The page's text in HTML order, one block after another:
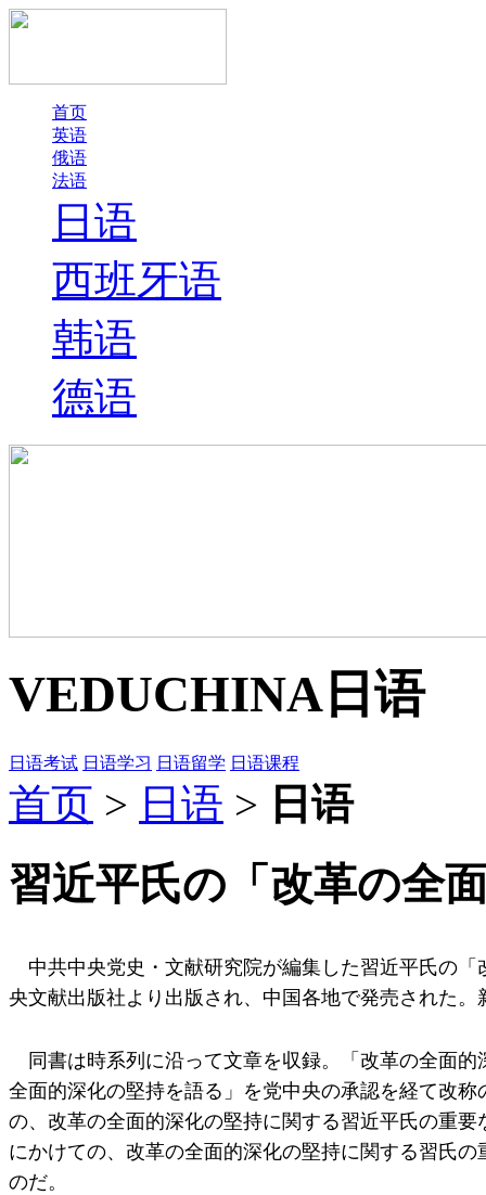
首页
英语
俄语
法语
日语
西班牙语
韩语
德语
VEDUCHINA 日语
日语考试 日语学习 日语留学 日语课程
首页 > 日语 > 日语
習近平氏の「改革の全
中共中央党史・文献研究院が編集した習近平氏の
央文献出版社より出版され、中国各地で発売された。
同書は時系列に沿って文章を収録。「改革の全面
全面的深化の堅持を語る」を党中央の承認を経て改
の、改革の全面的深化の堅持に関する習近平氏の重
にかけての、改革の全面的深化の堅持に関する習氏
のだ。